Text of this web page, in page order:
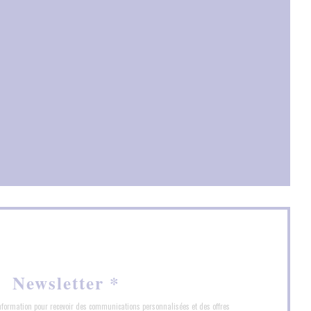
fenêtre))
Newsletter *
pour recevoir des communications personnalisées et des offres